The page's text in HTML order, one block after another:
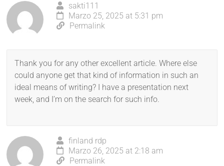
sakti111
Marzo 25, 2025 at 5:31 pm
Permalink
Thank you for any other excellent article. Where else
could anyone get that kind of information in such an
ideal means of writing? I have a presentation next
week, and I’m on the search for such info.
finland rdp
Marzo 26, 2025 at 2:18 am
Permalink